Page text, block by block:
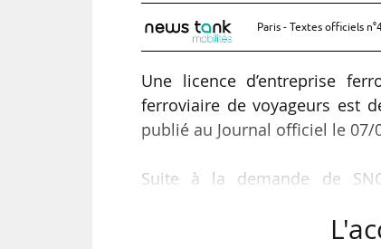
Paris - Textes officiels
Une licence d’entreprise
ferroviaire de voyageurs est
publié au Journal officiel le 07/
Suite à la demande de
commencer au plus tard le 01/